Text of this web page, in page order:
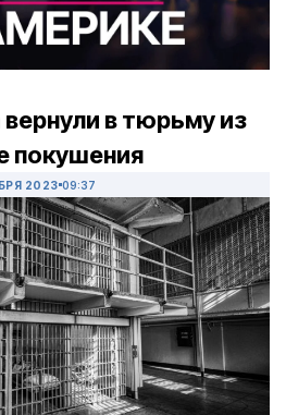
в тюрьму из
покушения
2023 09:37